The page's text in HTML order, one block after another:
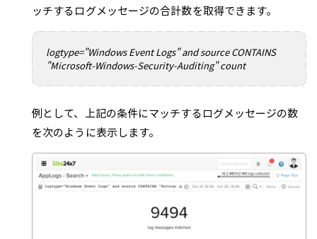
ッチするログメッセージの合計数を取得できます。
logtype="Windows Event Logs" and source CONTAINS
"Microsoft-Windows-Security-Auditing" count
例として、上記の条件にマッチするログメッセージの数
を次のように表示します。